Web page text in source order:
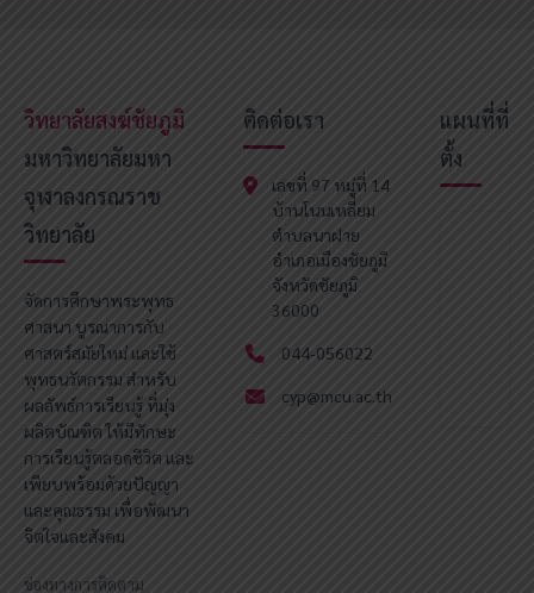
วิทยาลัยสงฆ์ชัยภูมิ
มหาวิทยาลัยมหา
จุฬาลงกรณราช
วิทยาลัย
จัดการศึกษาพระพุทธ
ศาสนา บูรณาการกับ
ศาสตร์สมัยใหม่ และใช้
พุทธนวัตกรรม สำหรับ
ผลลัพธ์การเรียนรู้ ที่มุ่ง
ผลิตบัณฑิต ให้มีทักษะ
การเรียนรู้ตลอดชีวิต และ
เพียบพร้อมด้วยปัญญา
และคุณธรรม เพื่อพัฒนา
จิตใจและสังคม
ช่องทางการติดตาม
ติดต่อเรา
เลขที่ 97 หมู่ที่ 14
บ้านโนนเหลี่ยม
ตำบลนาฝาย
อำเภอเมืองชัยภูมิ
จังหวัดชัยภูมิ
36000
044-056022
cyp@mcu.ac.th
แผนที่ที่
ตั้ง